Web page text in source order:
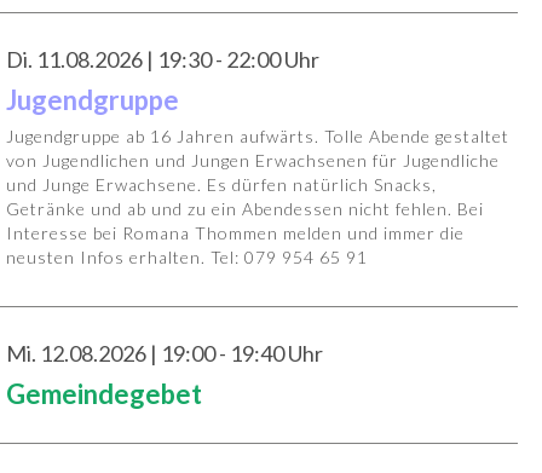
Di. 11.08.2026 | 19:30 - 22:00 Uhr
Jugendgruppe
Jugendgruppe ab 16 Jahren aufwärts. Tolle Abende gestaltet
von Jugendlichen und Jungen Erwachsenen für Jugendliche
und Junge Erwachsene. Es dürfen natürlich Snacks,
Getränke und ab und zu ein Abendessen nicht fehlen. Bei
Interesse bei Romana Thommen melden und immer die
neusten Infos erhalten. Tel: 079 954 65 91
Mi. 12.08.2026 | 19:00 - 19:40 Uhr
Gemeindegebet